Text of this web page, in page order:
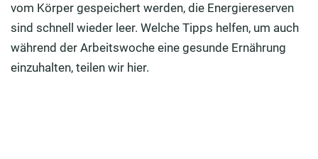
vom Körper gespeichert werden, die Energiereserven
sind schnell wieder leer. Welche Tipps helfen, um auch
während der Arbeitswoche eine gesunde Ernährung
einzuhalten, teilen wir hier.